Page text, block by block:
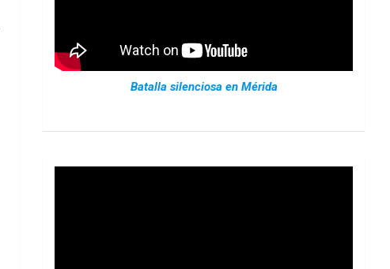
Batalla silenciosa en Mérida